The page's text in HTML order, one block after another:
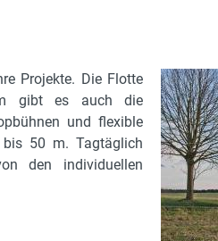
Projekte. Die Flotte
gibt es auch die
und flexible
bis 50 m. Tagtäglich
den individuellen